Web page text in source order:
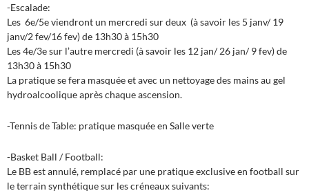
-Escalade:
Les 6e/5e viendront un mercredi sur deux (à savoir les 5 janv/ 19
janv/2 fev/16 fev) de 13h30 à 15h30
Les 4e/3e sur l’autre mercredi (à savoir les 12 jan/ 26 jan/ 9 fev) de
13h30 à 15h30
La pratique se fera masquée et avec un nettoyage des mains au gel
hydroalcoolique après chaque ascension.
-Tennis de Table: pratique masquée en Salle verte
-Basket Ball / Football:
Le BB est annulé, remplacé par une pratique exclusive en football sur
le terrain synthétique sur les créneaux suivants: